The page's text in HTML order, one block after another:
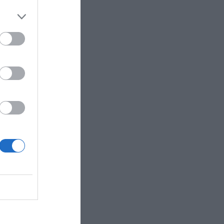
del
rueda
se
. Sería
en
de
Los
la UCI.